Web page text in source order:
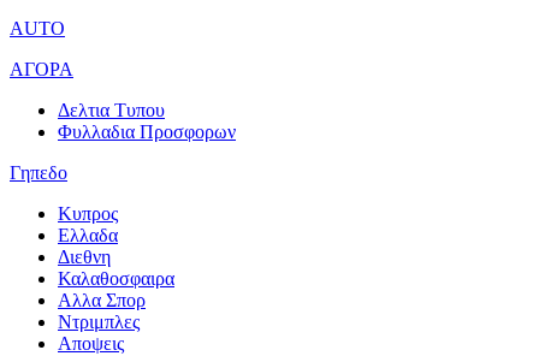
AUTO
ΑΓΟΡΑ
Δελτια Τυπου
Φυλλαδια Προσφορων
Γηπεδο
Κυπρος
Ελλαδα
Διεθνη
Καλαθοσφαιρα
Αλλα Σπορ
Ντριμπλες
Αποψεις